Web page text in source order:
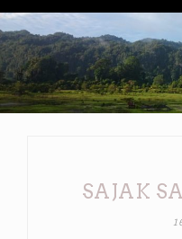
SAJAK